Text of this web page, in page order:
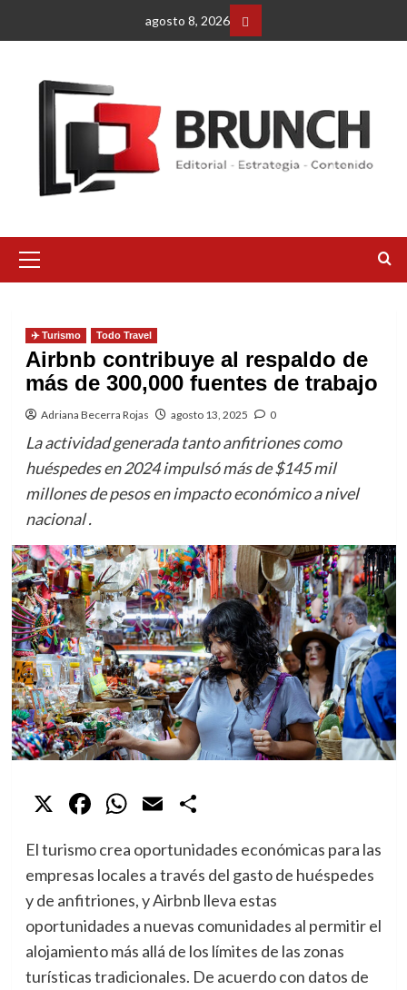
agosto 8, 2026
Facebbok
primario
✈️ Turismo Todo Travel
Airbnb contribuye al respaldo de
más de 300,000 fuentes de trabajo
Adriana Becerra Rojas agosto 13, 2025 0
La actividad generada tanto anfitriones como
huéspedes en 2024 impulsó más de $145 mil
millones de pesos en impacto económico a nivel
nacional .
X Facebook
WhatsApp
Email
El turismo crea oportunidades económicas para las
empresas locales a través del gasto de huéspedes
y de anfitriones, y Airbnb lleva estas
oportunidades a nuevas comunidades al permitir el
alojamiento más allá de los límites de las zonas
turísticas tradicionales. De acuerdo con datos de